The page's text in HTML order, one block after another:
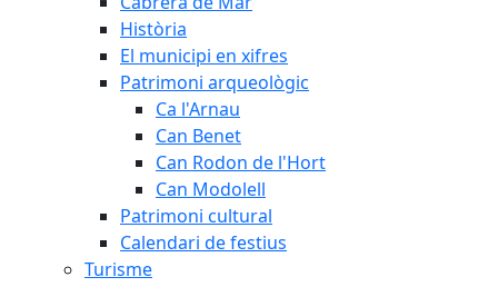
Història
El municipi en xifres
Patrimoni arqueològic
Ca l'Arnau
Can Benet
Can Rodon de l'Hort
Can Modolell
Patrimoni cultural
Calendari de festius
Turisme